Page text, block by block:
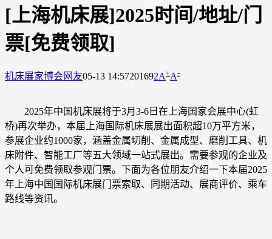
[上海机床展]2025时间/地址/门
票[免费领取]
机床展家博会网友05-13 14:57201692A+A-
2025年中国机床展将于3月3-6日 在上海国家会展中心(虹
桥)再次举办，本届上海国际机床展展出面积超10万平方米，
参展企业约1000家，涵盖金属切削、金属成型、磨削工具、机
床附件、智能工厂等五大领域一站式展出。 需要参观的企业及
个人可免费领取参观门票。下面为各位朋友介绍一下本届2025
年上海中国国际机床展门票索取、同期活动、展商评价、乘车
路线等资讯。